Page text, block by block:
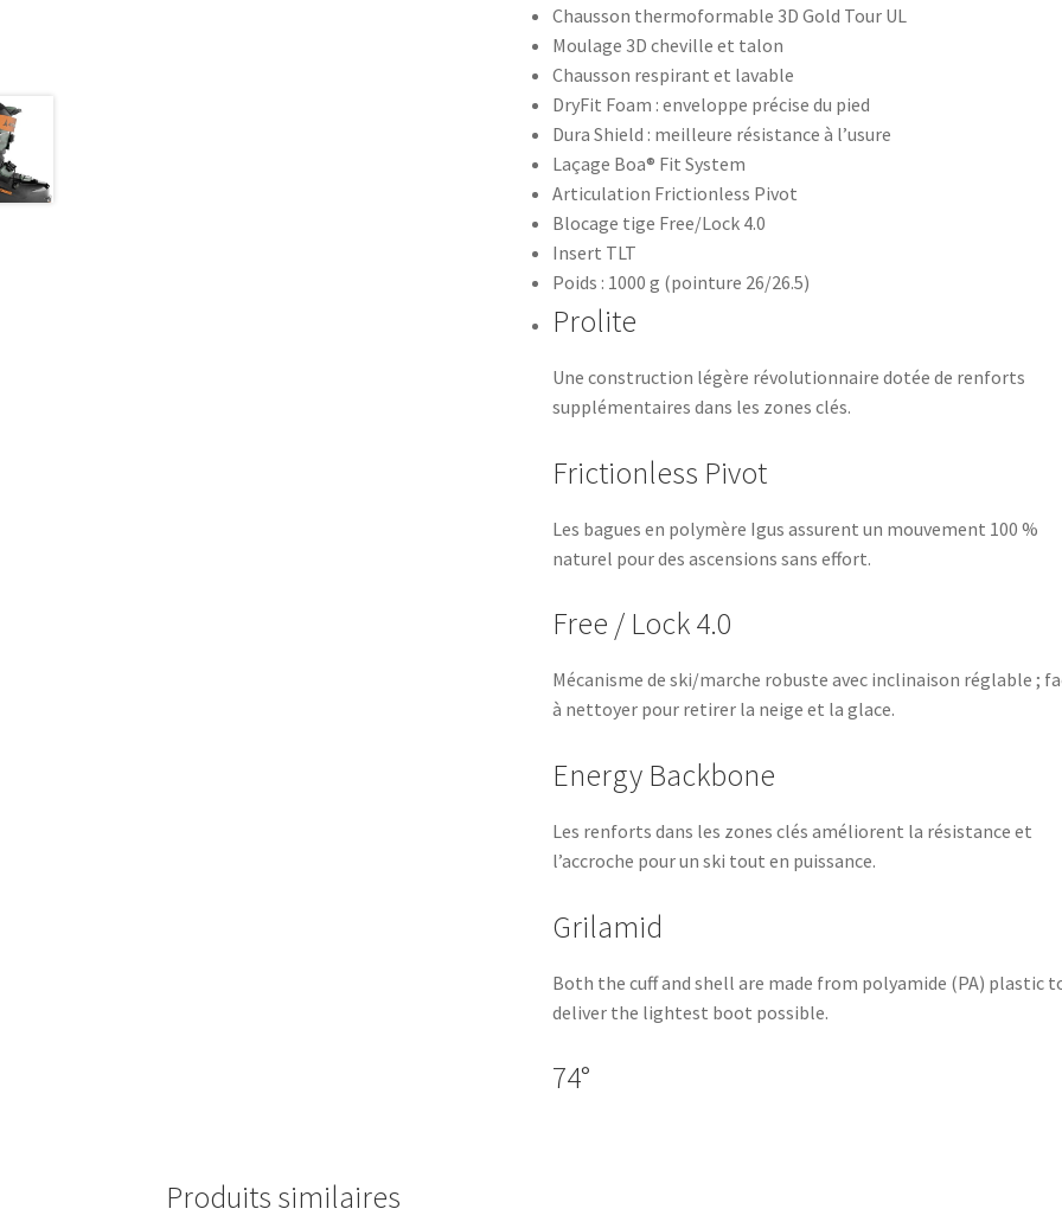
Chausson thermoformable 3D Gold Tour UL
Moulage 3D cheville et talon
Chausson respirant et lavable
DryFit Foam : enveloppe précise du pied
Dura Shield : meilleure résistance à l’usure
Laçage Boa® Fit System
Articulation Frictionless Pivot
Blocage tige Free/Lock 4.0
Insert TLT
Poids : 1000 g (pointure 26/26.5)
Prolite
Une construction légère révolutionnaire dotée de renforts
supplémentaires dans les zones clés.
Frictionless Pivot
Les bagues en polymère Igus assurent un mouvement 100 %
naturel pour des ascensions sans effort.
Free / Lock 4.0
Mécanisme de ski/marche robuste avec inclinaison réglable ;
à nettoyer pour retirer la neige et la glace.
Energy Backbone
Les renforts dans les zones clés améliorent la résistance et
l’accroche pour un ski tout en puissance.
Grilamid
Both the cuff and shell are made from polyamide (PA) plastic
deliver the lightest boot possible.
74°
Produits similaires